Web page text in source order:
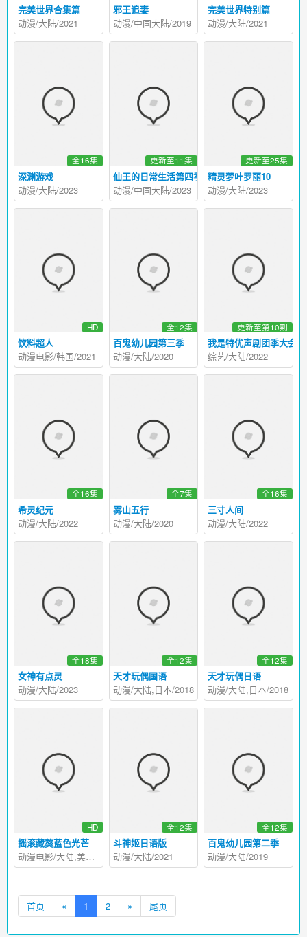
完美世界合集篇
动漫/大陆/2021
邪王追妻
动漫/中国大陆/2019
完美世界特别篇
动漫/大陆/2021
深渊游戏
全16集
动漫/大陆/2023
仙王的日常生活第四季
更新至11集
动漫/中国大陆/2023
精灵梦叶罗丽10
更新至25集
动漫/大陆/2023
饮料超人
HD
动漫电影/韩国/2021
百鬼幼儿园第三季
全12集
动漫/大陆/2020
我是特优声剧团季大会员
更新至第10期
综艺/大陆/2022
希灵纪元
全16集
动漫/大陆/2022
雾山五行
全7集
动漫/大陆/2020
三寸人间
全16集
动漫/大陆/2022
女神有点灵
全18集
动漫/大陆/2023
天才玩偶国语
全12集
动漫/大陆,日本/2018
天才玩偶日语
全12集
动漫/大陆,日本/2018
摇滚藏獒蓝色光芒
HD
动漫电影/大陆,美国/2021
斗神姬日语版
全12集
动漫/大陆/2021
百鬼幼儿园第二季
全12集
动漫/大陆/2019
首页 « 1 2 » 尾页